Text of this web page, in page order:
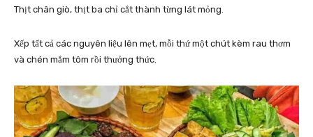
Thịt chân giò, thịt ba chỉ cắt thành từng lát mỏng.
Xếp tất cả các nguyên liệu lên mẹt, mỗi thứ một chút kèm rau thơm
và chén mắm tôm rồi thưởng thức.